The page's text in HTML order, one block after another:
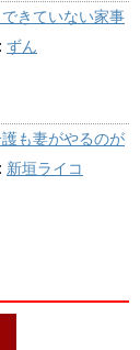
きていない家事
ずん
も妻がやるのが
新垣ライコ